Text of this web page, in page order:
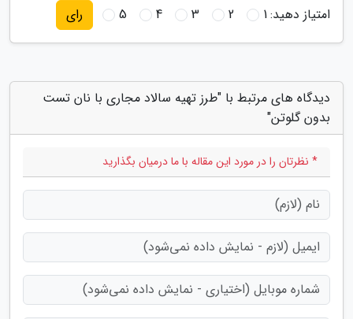
امتیاز دهید:1
2
3
4
5 رای
دیدگاه های مرتبط با "طرز تهیه سالاد مجاری با نان تست
بدون گلوتن"
* نظرتان را در مورد این مقاله با ما درمیان بگذارید